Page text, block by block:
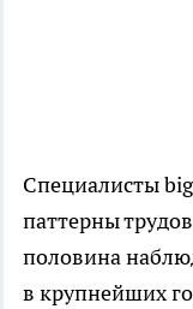
Специалисты
паттерны
половина
в крупнейших